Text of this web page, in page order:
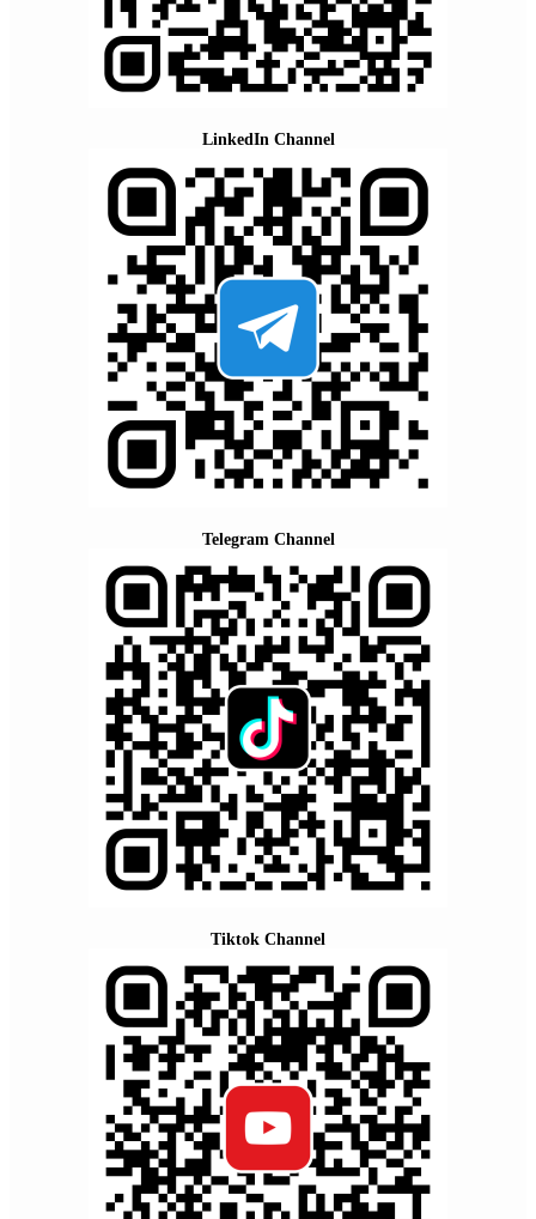
LinkedIn Channel
Telegram Channel
Tiktok Channel